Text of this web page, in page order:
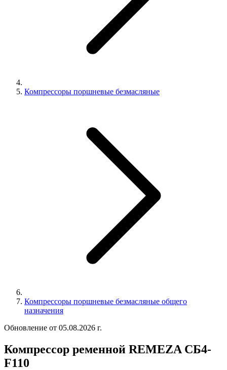
Компрессоры поршневые безмасляные
Компрессоры поршневые безмасляные общего
назначения
Обновление от 05.08.2026 г.
Компрессор ременной REMEZA СБ4-
F110